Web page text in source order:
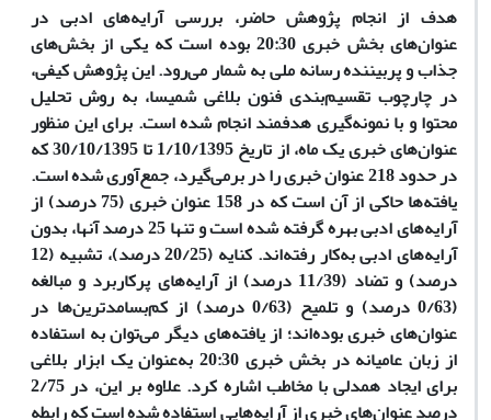
هدف از انجام پژوهش حاضر، بررسی آرایه‌های ادبی در
عنوان‌های بخش‌ خبری 20:30 بوده است که یکی از بخش‌های
جذاب و پربیننده رسانه ملی به شمار می‌رود. این پژوهش کیفی،
در چارچوب تقسیم‌بندی فنون بلاغی شمیسا، به روش تحلیل
محتوا و با نمونه‌گیری هدفمند انجام شده است. برای این منظور
عنوان‌های خبری یک ماه، از تاریخ 1/10/1395 تا 30/10/1395 که
در حدود 218 عنوان خبری را در برمی‌گیرد، جمع‌آوری شده است.
یافته‌ها حاکی از آن است که در 158 عنوان خبری (75 درصد) از
آرایه‌های ادبی بهره گرفته شده است و تنها 25 درصد آنها، بدون
آرایه‌های ادبی به‌کار رفته‌اند. کنایه (20/25 درصد)، تشبیه (12
درصد) و تضاد (11/39 درصد) از آرایه‌های پرکاربرد و مبالغه
(0/63 درصد) و تلمیح (0/63 درصد) از کم‌بسامدترین‌ها در
عنوان‌های خبری بوده‌اند؛ از یافته‌های دیگر می‌توان به استفاده
از زبان عامیانه در بخش خبری 20:30 به‌عنوان یک ابزار بلاغی
برای ایجاد همدلی با مخاطب اشاره کرد. علاوه بر این، در 2/75
درصد عنوان‌های خبری از آرایه‌هایی استفاده شده است که رابطه